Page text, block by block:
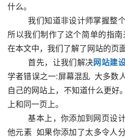
什么。
所以我们制作了这个简单的指
在本文中，我们了解了网站的页
  　　首先，让我们解决
网站建
学者错误之一:屏幕混乱  大多数
自己的网站上，不知道什么更好
上和同一页上。
他元素  如果你添加了太多令人